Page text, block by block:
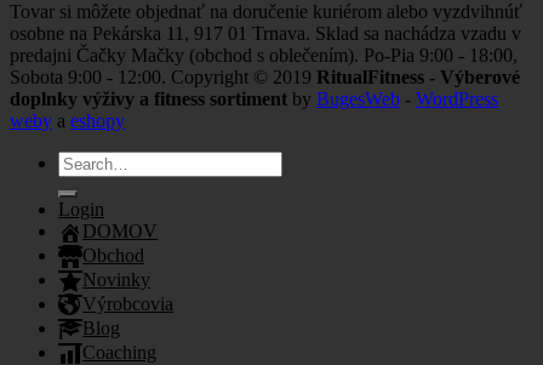
Tovar si môžete objednať na doručenie kuriérom alebo vyzdvihnúť
osobne na Pekárska 11, 917 01 Trnava. Sklad sa nachádza vzadu v
predajni Čačky Mačky (obchod s oblečením). Po-Pia 9:00 - 18:00,
Sobota 9:00 - 12:00. Copyright © 2019 RitualFitness - Výberové
doplnky výživy a fitness sortiment by BugesWeb - WordPress
weby a eshopy
Search
for:
Login
DOMOV
Obchod
Novinky
Výrobcovia
Blog
Coaching